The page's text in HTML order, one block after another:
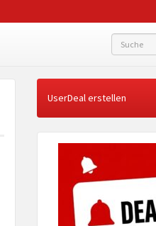
UserDeal erstellen